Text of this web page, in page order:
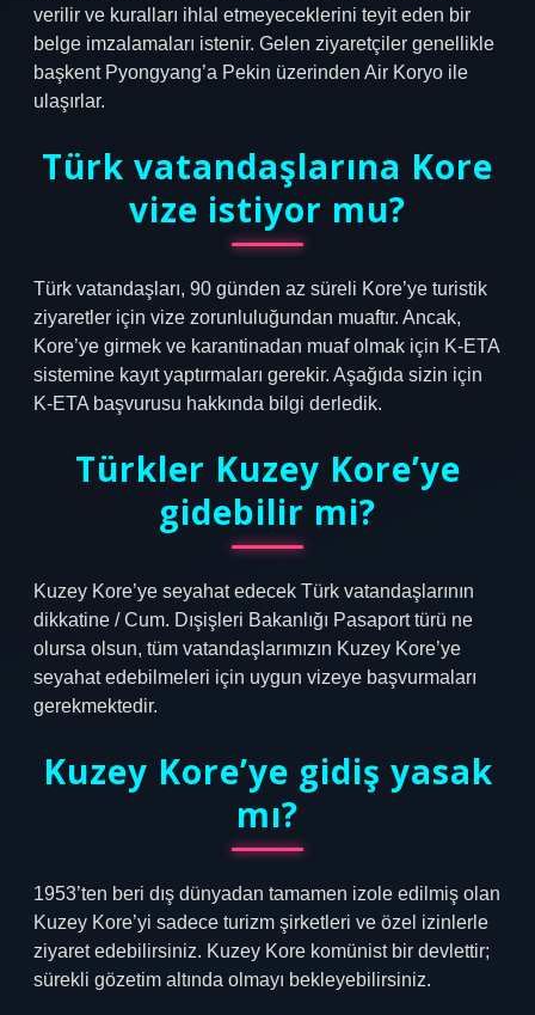
verilir ve kuralları ihlal etmeyeceklerini teyit eden bir
belge imzalamaları istenir. Gelen ziyaretçiler genellikle
başkent Pyongyang’a Pekin üzerinden Air Koryo ile
ulaşırlar.
Türk vatandaşlarına Kore
vize istiyor mu?
Türk vatandaşları, 90 günden az süreli Kore’ye turistik
ziyaretler için vize zorunluluğundan muaftır. Ancak,
Kore’ye girmek ve karantinadan muaf olmak için K-ETA
sistemine kayıt yaptırmaları gerekir. Aşağıda sizin için
K-ETA başvurusu hakkında bilgi derledik.
Türkler Kuzey Kore’ye
gidebilir mi?
Kuzey Kore’ye seyahat edecek Türk vatandaşlarının
dikkatine / Cum. Dışişleri Bakanlığı Pasaport türü ne
olursa olsun, tüm vatandaşlarımızın Kuzey Kore’ye
seyahat edebilmeleri için uygun vizeye başvurmaları
gerekmektedir.
Kuzey Kore’ye gidiş yasak
mı?
1953’ten beri dış dünyadan tamamen izole edilmiş olan
Kuzey Kore’yi sadece turizm şirketleri ve özel izinlerle
ziyaret edebilirsiniz. Kuzey Kore komünist bir devlettir;
sürekli gözetim altında olmayı bekleyebilirsiniz.